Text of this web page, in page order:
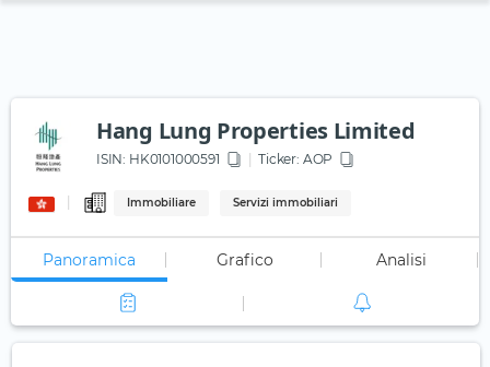
Hang Lung Properties Limited
ISIN: HK0101000591 Ticker: AOP
Immobiliare Servizi immobiliari
Panoramica Grafico Analisi